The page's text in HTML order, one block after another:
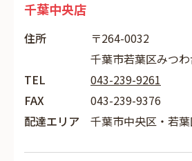
千葉中央店
住所
〒264-0032
千葉市若葉区みつ
TEL
043-239-9261
FAX
043-239-9376
配達エリア
千葉市中央区・若